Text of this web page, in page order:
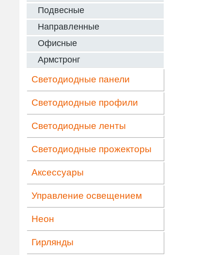
Подвесные
Направленные
Офисные
Армстронг
Светодиодные панели
Светодиодные профили
Светодиодные ленты
Светодиодные прожекторы
Аксессуары
Управление освещением
Неон
Гирлянды